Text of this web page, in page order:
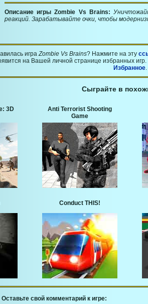
Описание игры Zombie Vs Brains:
реакций. Зарабатывайте очки, чтобы
играZombie Vs Brains? Нажмите на эту
на Вашей личной странице избранных
Избранное.
Сыграйте в
3D
Anti Terrorist Shooting
Game
Conduct THIS!
Оставьте свой комментарий к игре: